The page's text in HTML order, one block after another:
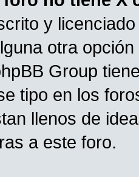
y
otra
Group
tipo en los
llenos de
a este foro.